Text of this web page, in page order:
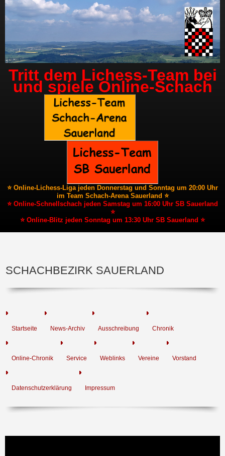
Tritt dem Lichess-Team bei
und spiele Online-Schach
⭐ Online-Lichess-Liga jeden Donnerstag und Sonntag um 20:00 Uhr
im Team Schach-Arena Sauerland ⭐
⭐ Online-Schnellschach jeden Samstag um 16:00 Uhr SB Sauerland
⭐
⭐ Online-Blitz jeden Sonntag um 13:30 Uhr SB Sauerland ⭐
SCHACHBEZIRK SAUERLAND
Startseite News-Archiv Ausschreibung Chronik
Online-Chronik Service Weblinks Vereine Vorstand
Datenschutzerklärung Impressum